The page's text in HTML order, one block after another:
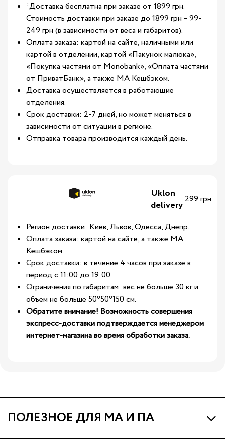
*Доставка бесплатна при заказе от 1899 грн.
Стоимость доставки при заказе до 1899 грн – 99-
249 грн (в зависимости от веса и габаритов).
Оплата заказа: картой на сайте, наличными или
картой в отделении, картой «Пакунок малюка»,
«Покупка частями от Monobank», «Оплата частями
от ПриватБанк», а также МА Кешбэком.
Доставка осуществляется в работающие
отделения.
Срок доставки: 2-7 дней, но может меняться в
зависимости от ситуации в регионе.
Отправка товара производится каждый день.
Uklon
delivery 299 грн
Регион доставки: Киев, Львов, Одесса, Днепр.
Оплата заказа: картой на сайте, а также МА
Кешбэком.
Срок доставки: в течение 4 часов при заказе в
период с 11:00 до 19:00.
Ограничения по габаритам: вес не больше 30 кг и
объем не больше 50*50*150 см.
Обратите внимание! Возможность совершения
экспресс-доставки подтверждается менеджером
интернет-магазина во время обработки заказа.
ПОЛЕЗНОЕ ДЛЯ МА И ПА
Про МА и Маминых Ассистентов